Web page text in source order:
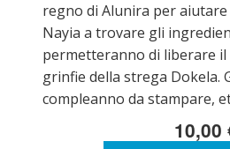
regno di Alunira per
Nayia a trovare gli
permetteranno di liberare il
grinfie della strega Dokela.
compleanno da stampare,
10,00